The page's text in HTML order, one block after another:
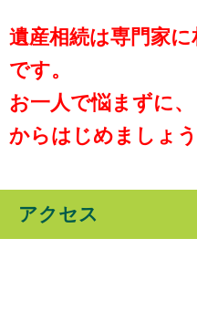
遺産相続は専門家
です。
お一人で悩まずに
からはじめましょう
アクセス